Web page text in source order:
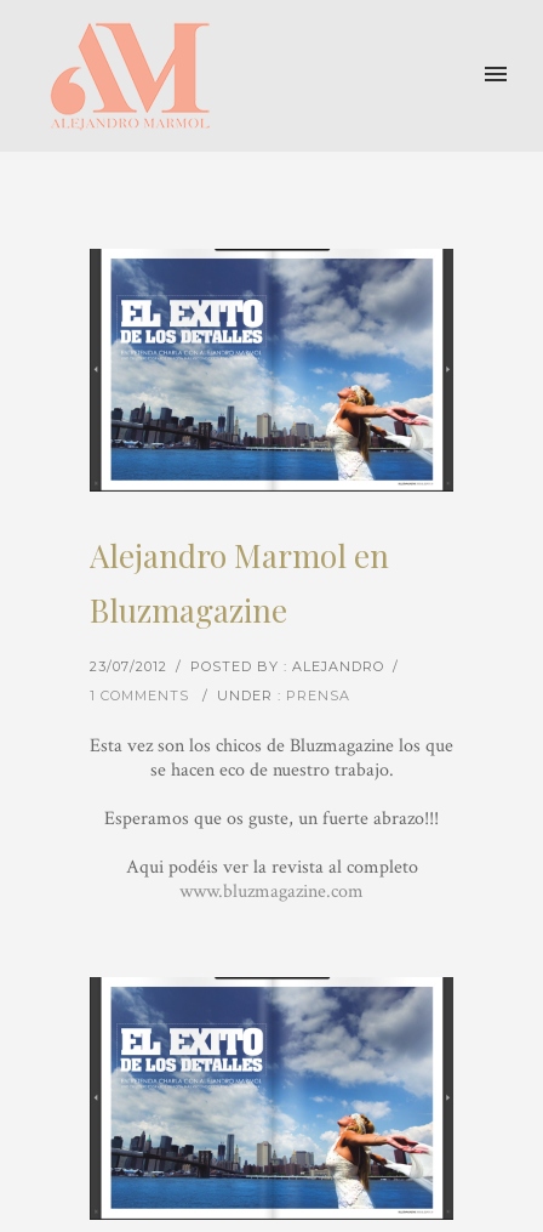
Alejandro Marmol en
Bluzmagazine
23/07/2012 / POSTED BY : ALEJANDRO /
1 COMMENTS
/ UNDER : PRENSA
Esta vez son los chicos de Bluzmagazine los que
se hacen eco de nuestro trabajo.
Esperamos que os guste, un fuerte abrazo!!!
Aqui podéis ver la revista al completo
www.bluzmagazine.com